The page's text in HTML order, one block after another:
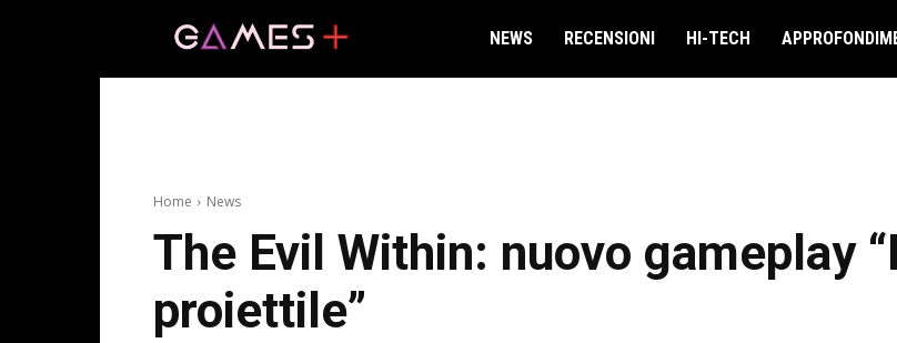
NEWS RECENSIONI HI-TECH
Home News
The Evil Within: nuovo gameplay
proiettile”